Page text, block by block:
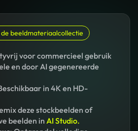
beeldmateriaalcollectie
voor commercieel gebruik
en door AI gegenereerde
in 4K en HD-
deze stockbeelden of
beelden in AI Studio.